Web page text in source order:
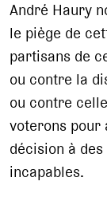
André Haury
le piège de
partisans de
ou contre la
ou contre
voterons pour
décision à
incapables.